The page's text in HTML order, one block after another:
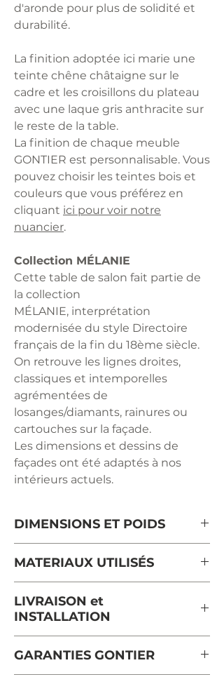
d'aronde pour plus de solidité et
durabilité.
La finition adoptée ici marie une
teinte chêne châtaigne sur le
cadre et les croisillons du plateau
avec une laque gris anthracite sur
le reste de la table.
La finition de chaque meuble
GONTIER est personnalisable. Vous
pouvez choisir les teintes bois et
couleurs que vous préférez en
cliquant ici pour voir notre
nuancier.
Collection MÉLANIE
Cette table de salon fait partie de
la collection
MÉLANIE, interprétation
modernisée du style Directoire
français de la fin du 18ème siècle.
On retrouve les lignes droites,
classiques et intemporelles
agrémentées de
losanges/diamants, rainures ou
cartouches sur la façade.
Les dimensions et dessins de
façades ont été adaptés à nos
intérieurs actuels.
DIMENSIONS ET POIDS
Profondeur: 80 cm
Hauteur : 42 cm
Poids: 27 kg
MATERIAUX UTILISÉS
Le bois provient de forêts
françaises gérées durablement et
certifiées PEFC.
Nos meubles sont aussi
disponibles en merisier massif.
LIVRAISON et
INSTALLATION
expédié sous 10 jours ouvrés max.
La livraison et l'installation sont
GARANTIES GONTIER